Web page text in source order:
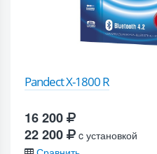
Pandect X-1800 R
16 200
22 200
c установкой